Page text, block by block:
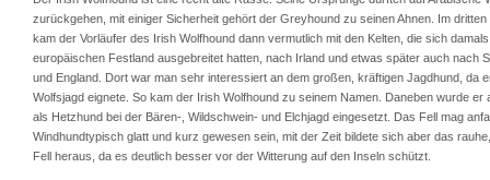
zurückgehen, mit einiger Sicherheit gehört der Greyhound zu seinen Ahnen. Im
kam der Vorläufer des Irish Wolfhound dann vermutlich mit den Kelten, die sich
europäischen Festland ausgebreitet hatten, nach Irland und etwas später auch nach
und England. Dort war man sehr interessiert an dem großen, kräftigen Jagdhund, da
Wolfsjagd eignete. So kam der Irish Wolfhound zu seinem Namen. Daneben wurde er
als Hetzhund bei der Bären-, Wildschwein- und Elchjagd eingesetzt. Das Fell mag
Windhundtypisch glatt und kurz gewesen sein, mit der Zeit bildete sich aber das
Fell heraus, da es deutlich besser vor der Witterung auf den Inseln schützt.